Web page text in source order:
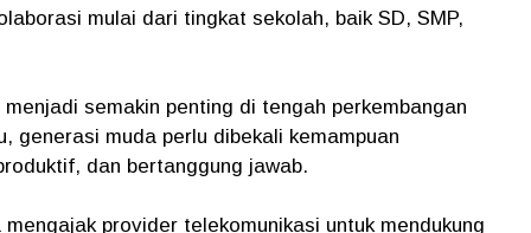
mulai dari tingkat sekolah, baik SD, SMP,
semakin penting di tengah perkembangan
generasi muda perlu dibekali kemampuan
dan bertanggung jawab.
provider telekomunikasi untuk mendukung